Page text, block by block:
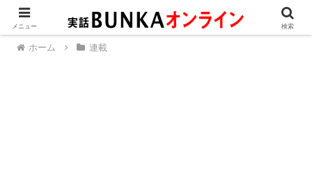
ホーム 連載
メニュー 検索